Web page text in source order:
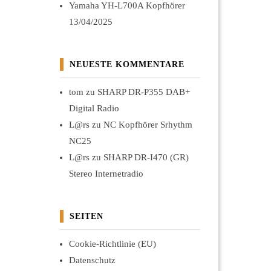
Yamaha YH-L700A Kopfhörer
13/04/2025
NEUESTE KOMMENTARE
tom zu SHARP DR-P355 DAB+
Digital Radio
L@rszu NC Kopfhörer Srhythm
NC25
L@rszu SHARP DR-I470 (GR)
Stereo Internetradio
SEITEN
Cookie-Richtlinie (EU)
Datenschutz